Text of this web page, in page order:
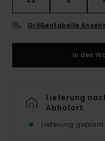
Größentabelle
In den
Lieferung
Abholort
Lieferung